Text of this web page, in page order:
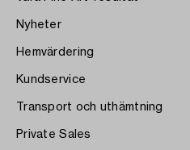
Nyheter
Hemvärdering
Kundservice
Transport och uthämtning
Private Sales